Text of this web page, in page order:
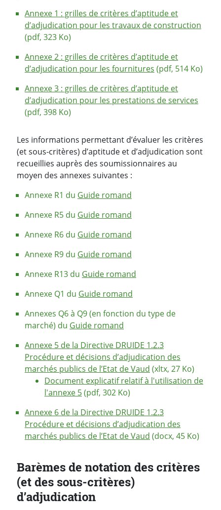
Annexe 1 : grilles de critères d’aptitude et
d’adjudication pour les travaux de construction
(pdf, 323 Ko)
Annexe 2 : grilles de critères d’aptitude et
d’adjudication pour les fournitures (pdf, 514 Ko)
Annexe 3 : grilles de critères d’aptitude et
d’adjudication pour les prestations de services
(pdf, 398 Ko)
Les informations permettant d’évaluer les critères
(et sous-critères) d’aptitude et d’adjudication sont
recueillies auprès des soumissionnaires au
moyen des annexes suivantes :
Annexe R1 du Guide romand
Annexe R5 du Guide romand
Annexe R6 du Guide romand
Annexe R9 du Guide romand
Annexe R13 du Guide romand
Annexe Q1 du Guide romand
Annexes Q6 à Q9 (en fonction du type de
marché) du Guide romand
Annexe 5 de la Directive DRUIDE 1.2.3
Procédure et décisions d’adjudication des
marchés publics de l’Etat de Vaud (xltx, 27 Ko)
Document explicatif relatif à l'utilisation de
l'annexe 5(pdf, 302 Ko)
Annexe 6 de la Directive DRUIDE 1.2.3
Procédure et décisions d’adjudication des
marchés publics de l’Etat de Vaud (docx, 45 Ko)
Barèmes de notation des critères
(et des sous-critères)
d’adjudication